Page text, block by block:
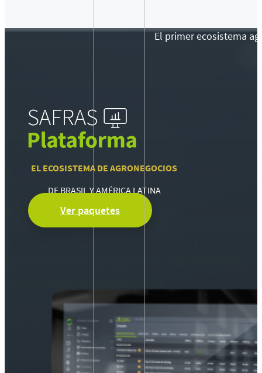
El primer ecosistema
EL ECOSISTEMA DE AGRONEGOCIOS
DE BRASIL Y AMÉRICA LATINA
Ver paquetes